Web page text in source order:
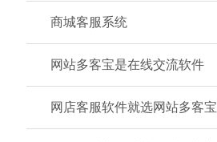
商城客服系统
网站多客宝是在线交流软件
网店客服软件就选网站多客宝